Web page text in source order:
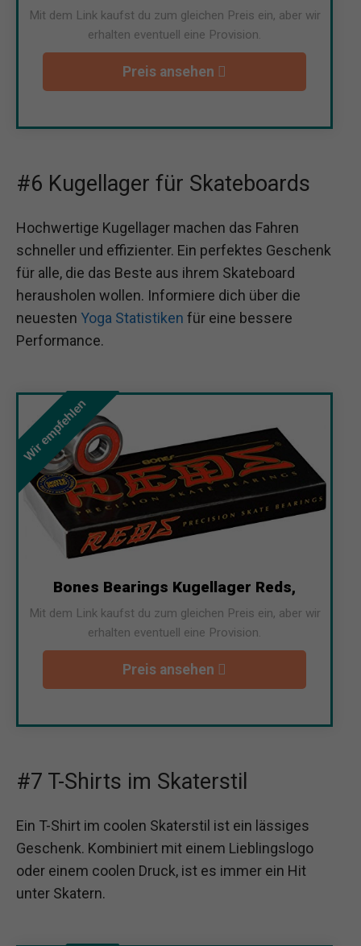
Mit dem Link kaufst du zum gleichen Preis ein, aber wir
erhalten eventuell eine Provision.
Preis ansehen
#6 Kugellager für Skateboards
Hochwertige Kugellager machen das Fahren
schneller und effizienter. Ein perfektes Geschenk
für alle, die das Beste aus ihrem Skateboard
herausholen wollen. Informiere dich über die
neuesten Yoga Statistiken für eine bessere
Performance.
Wir empfehlen
Bones Bearings Kugellager Reds,
Mit dem Link kaufst du zum gleichen Preis ein, aber wir
erhalten eventuell eine Provision.
Preis ansehen
#7 T-Shirts im Skaterstil
Ein T-Shirt im coolen Skaterstil ist ein lässiges
Geschenk. Kombiniert mit einem Lieblingslogo
oder einem coolen Druck, ist es immer ein Hit
unter Skatern.